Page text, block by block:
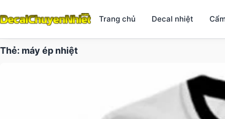
Trang chủ Decal nhiệt
Thẻ: máy ép nhiệt